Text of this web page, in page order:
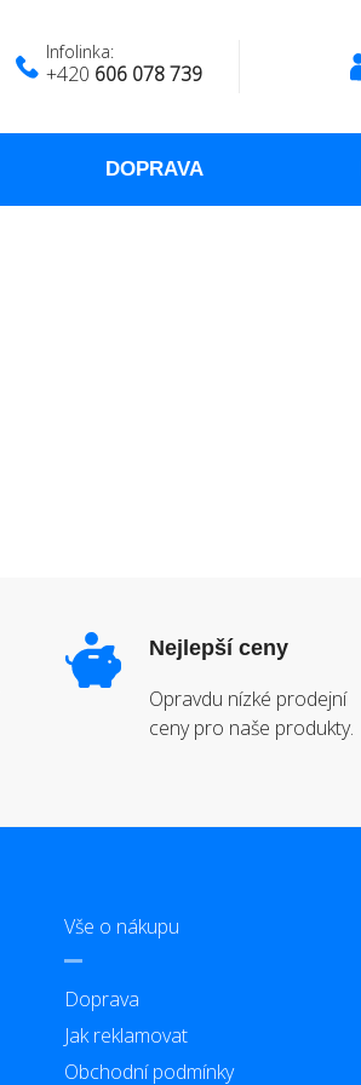
Infolinka:
+420 606 078 739
DOPRAVA
Nejlepší ceny
Opravdu nízké prodejní
ceny pro naše produkty.
Vše o nákupu
Doprava
Jak reklamovat
Obchodní podmínky